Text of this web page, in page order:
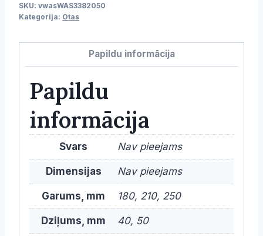
SKU: vwasWAS3382050
Kategorija: Otas
Papildu informācija
Papildu
informācija
Svars Nav pieejams
Dimensijas Nav pieejams
Garums, mm 180, 210, 250
Dziļums, mm 40, 50